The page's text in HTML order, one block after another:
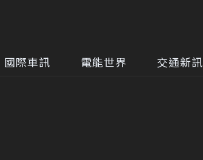
國際車訊 電能世界 交通新訊